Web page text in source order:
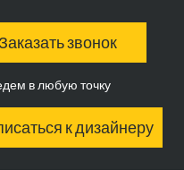
звонок
в любую точку
к дизайнеру